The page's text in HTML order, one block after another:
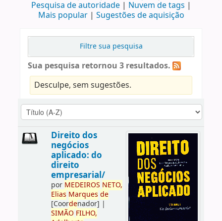
Pesquisa de autoridade
Nuvem de tags
Mais popular
Sugestões de aquisição
Filtre sua pesquisa
Sua pesquisa retornou 3 resultados.
Desculpe, sem sugestões.
Direito dos
negócios
aplicado: do
direito
empresarial/
por MEDEIROS NETO,
Elias Marques de
[Coordenador] |
SIMÃO FILHO,